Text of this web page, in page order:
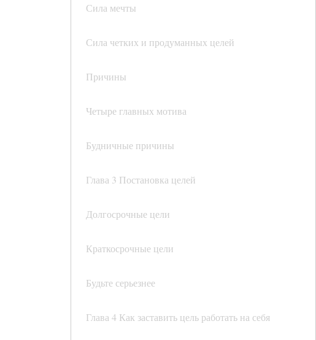
Сила мечты
Сила четких и продуманных целей
Причины
Четыре главных мотива
Будничные причины
Глава 3 Постановка целей
Долгосрочные цели
Краткосрочные цели
Будьте серьезнее
Глава 4 Как заставить цель работать на себя